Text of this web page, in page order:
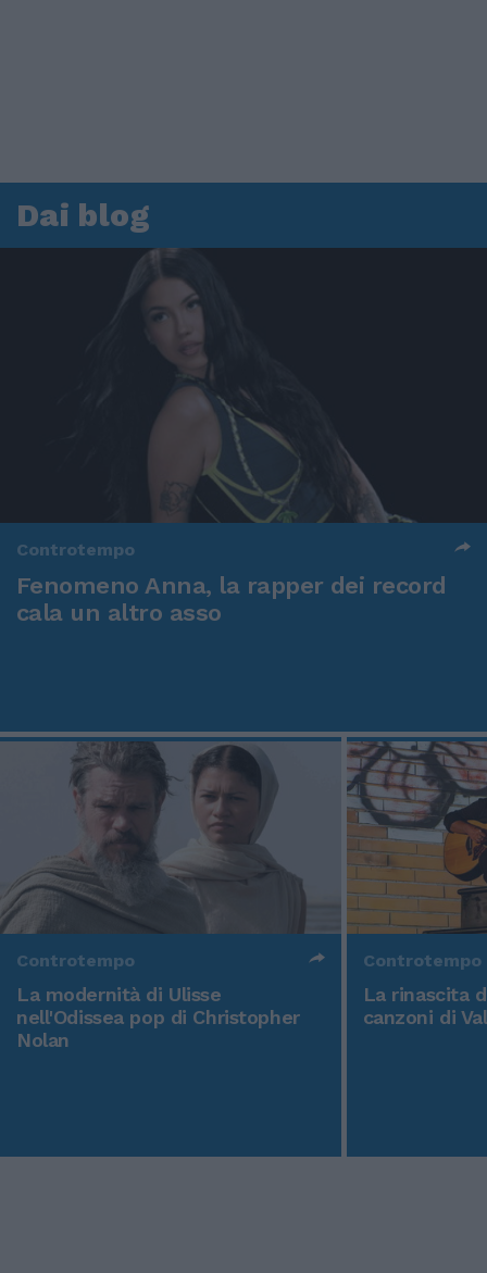
Dai blog
Controtempo
Fenomeno Anna, la rapper dei record
cala un altro asso
Controtempo
La modernità di Ulisse
nell'Odissea pop di Christopher
Nolan
Controtempo
La rinascita
canzoni di